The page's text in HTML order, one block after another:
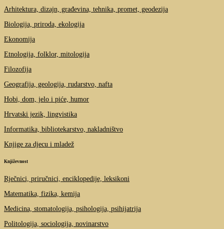
Arhitektura, dizajn, građevina, tehnika, promet, geodezija
Biologija, priroda, ekologija
Ekonomija
Etnologija, folklor, mitologija
Filozofija
Geografija, geologija, rudarstvo, nafta
Hobi, dom, jelo i piće, humor
Hrvatski jezik, lingvistika
Informatika, bibliotekarstvo, nakladništvo
Knjige za djecu i mladež
Književnost
Rječnici, priručnici, enciklopedije, leksikoni
Matematika, fizika, kemija
Medicina, stomatologija, psihologija, psihijatrija
Politologija, sociologija, novinarstvo